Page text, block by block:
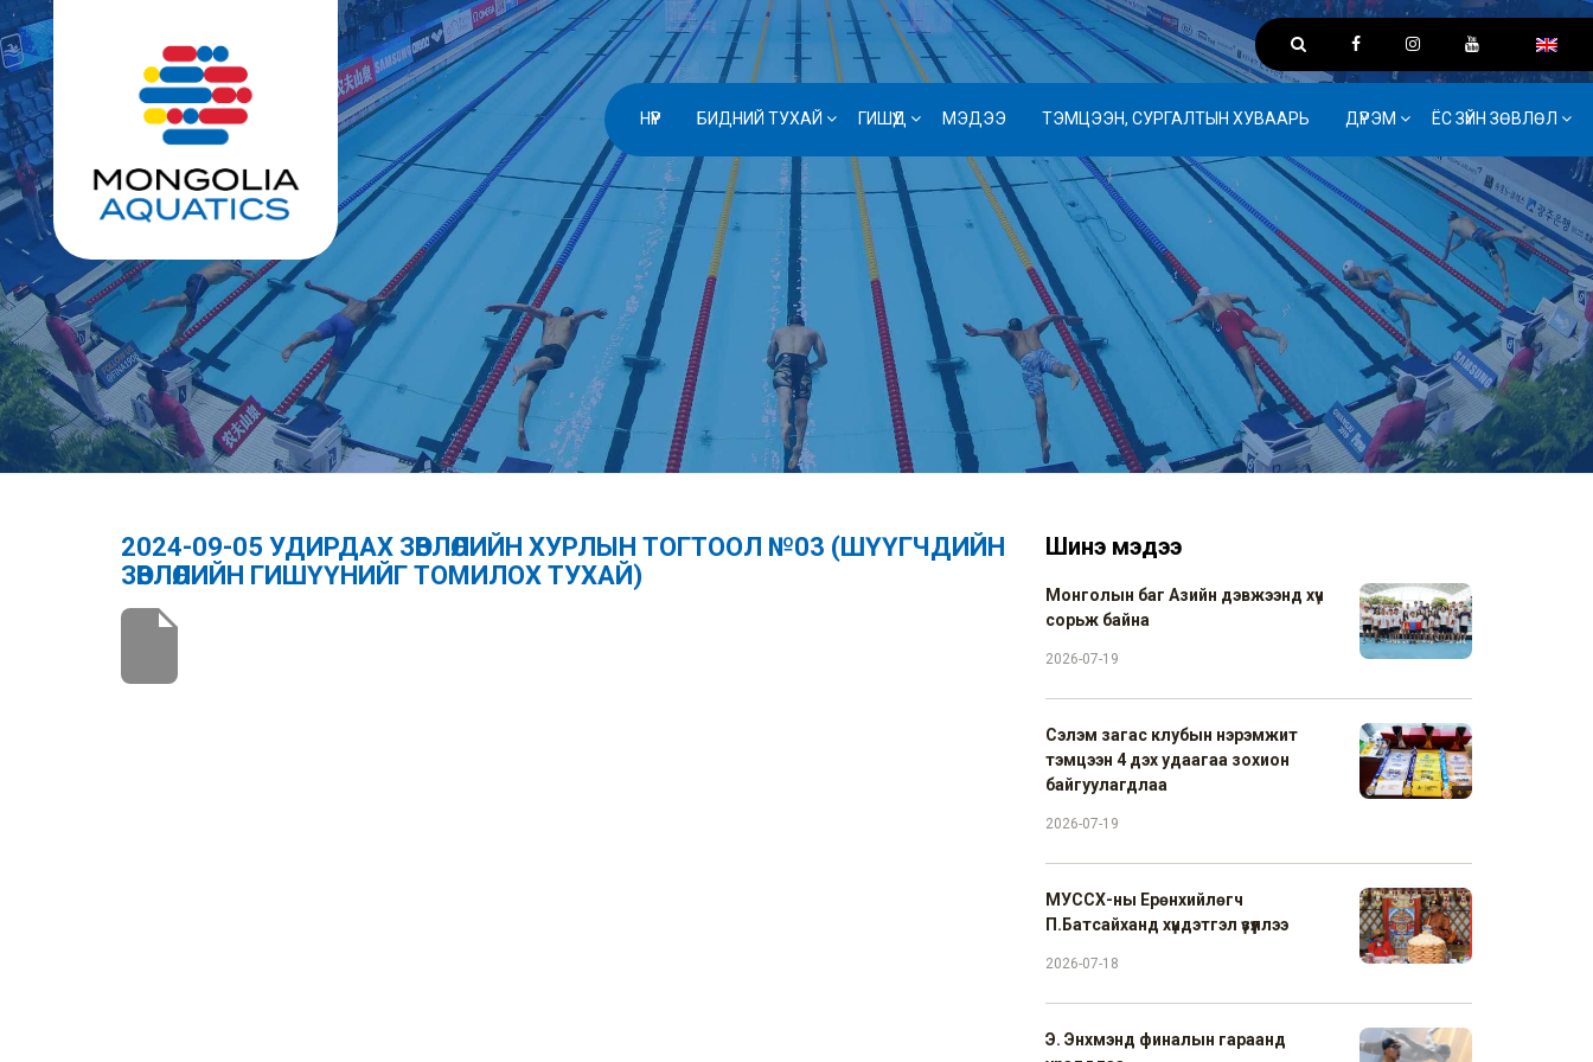
НҮҮР БИДНИЙ ТУХАЙ ГИШҮҮД МЭДЭЭ ТЭМЦЭЭН, СУРГАЛТЫН ХУВААРЬ ДҮРЭМ ЁС ЗҮЙН ЗӨВЛӨЛ
2024-09-05 УДИРДАХ ЗӨВЛӨЛИЙН ХУРЛЫН ТОГТООЛ №03 (ШҮҮГЧДИЙН
ЗӨВЛӨЛИЙН ГИШҮҮНИЙГ ТОМИЛОХ ТУХАЙ)
Шинэ мэдээ
Монголын баг Азийн дэвжээнд хүч
сорьж байна
2026-07-19
Сэлэм загас клубын нэрэмжит
тэмцээн 4 дэх удаагаа зохион
байгуулагдлаа
2026-07-19
МУССХ-ны Ерөнхийлөгч
П.Батсайханд хүндэтгэл үзүүллээ
2026-07-18
Э. Энхмэнд финалын гараанд